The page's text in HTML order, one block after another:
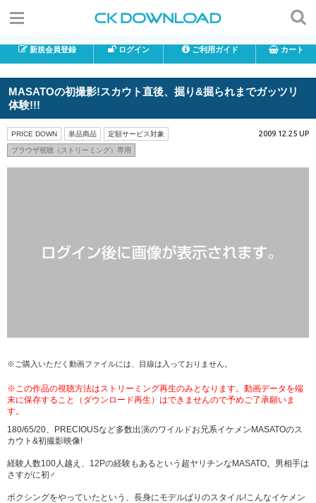
新規会員登録 ログイン ご利用ガイド カート
MASATOの初撮影!スカウト直後、掘り&掘られまでガッツリ
体験!!!
PRICE DOWN 単品商品 定額サービス対象
ブラウザ視聴（ストリーミング）専用
2009.12.25 UP
※ご購入いただく動画ファイルには、目線は入っておりません。
※この作品の視聴方法はストリーミング再生のみとなります。動画データを端
末に保存すること（ダウンロード再生）はできませんので予めご了承願いま
す。
180/65/20、PRECIOUSなど多数出演のワイルドお兄系イケメンMASATOのス
カウト&初撮影映像!
経験人数100人越え、12Pの経験もあるという超ヤリチンなMASATO。男相手は
さすがに初♂
ボクシングをやっていたという、長身にモデルばりのスタイル!こんなイケメン